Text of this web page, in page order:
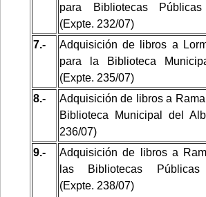
para Bibliotecas Públicas
(Expte. 232/07)
7.-
Adquisición de libros a
para la Biblioteca
(Expte. 235/07)
8.-
Adquisición de libros a
Biblioteca Municipal del
236/07)
9.-
Adquisición de libros a
las Bibliotecas Públicas
(Expte. 238/07)